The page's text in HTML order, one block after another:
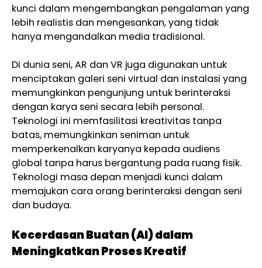
kunci dalam mengembangkan pengalaman yang
lebih realistis dan mengesankan, yang tidak
hanya mengandalkan media tradisional.
Di dunia seni, AR dan VR juga digunakan untuk
menciptakan galeri seni virtual dan instalasi yang
memungkinkan pengunjung untuk berinteraksi
dengan karya seni secara lebih personal.
Teknologi ini memfasilitasi kreativitas tanpa
batas, memungkinkan seniman untuk
memperkenalkan karyanya kepada audiens
global tanpa harus bergantung pada ruang fisik.
Teknologi masa depan menjadi kunci dalam
memajukan cara orang berinteraksi dengan seni
dan budaya.
Kecerdasan Buatan (AI) dalam
Meningkatkan Proses Kreatif